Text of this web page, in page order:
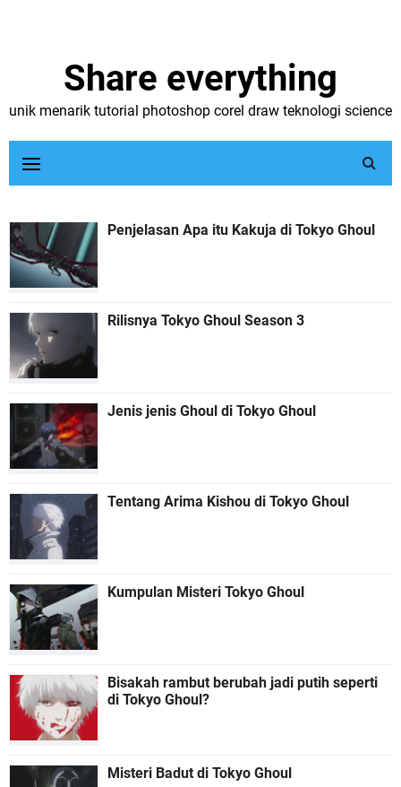
Share everything
unik menarik tutorial photoshop corel draw teknologi science
Penjelasan Apa itu Kakuja di Tokyo Ghoul
Rilisnya Tokyo Ghoul Season 3
Jenis jenis Ghoul di Tokyo Ghoul
Tentang Arima Kishou di Tokyo Ghoul
Kumpulan Misteri Tokyo Ghoul
Bisakah rambut berubah jadi putih seperti
di Tokyo Ghoul?
Misteri Badut di Tokyo Ghoul